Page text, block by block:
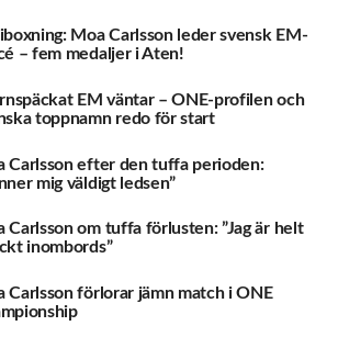
Moa Carlsson leder svensk EM-
– fem medaljer i Aten!
EM väntar – ONE-profilen och
toppnamn redo för start
Carlsson efter den tuffa perioden:
mig väldigt ledsen”
Carlsson om tuffa förlusten: ”Jag är helt
inombords”
Carlsson förlorar jämn match i ONE